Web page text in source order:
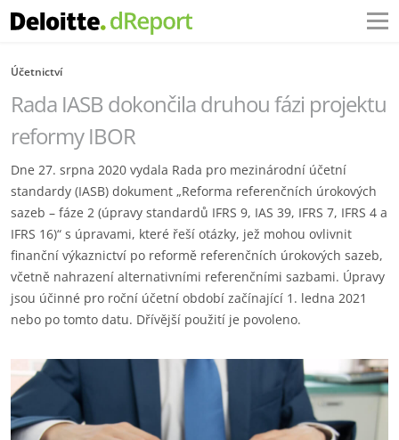
Účetnictví
Rada IASB dokončila druhou fázi projektu
reformy IBOR
Dne 27. srpna 2020 vydala Rada pro mezinárodní účetní
standardy (IASB) dokument „Reforma referenčních úrokových
sazeb – fáze 2 (úpravy standardů IFRS 9, IAS 39, IFRS 7, IFRS 4 a
IFRS 16)“ s úpravami, které řeší otázky, jež mohou ovlivnit
finanční výkaznictví po reformě referenčních úrokových sazeb,
včetně nahrazení alternativními referenčními sazbami. Úpravy
jsou účinné pro roční účetní období začínající 1. ledna 2021
nebo po tomto datu. Dřívější použití je povoleno.